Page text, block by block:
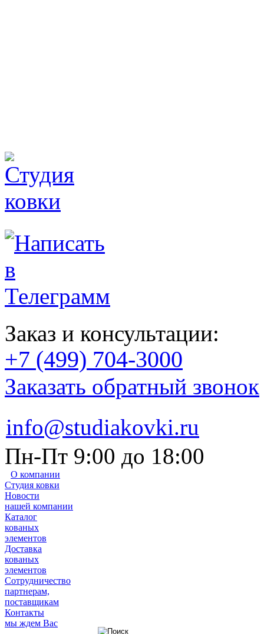
Заказ и консультации:
+7 (499) 704-3000
Заказать обратный звонок
info@studiakovki.ru
Пн-Пт 9:00 до 18:00
О компании
Студия ковки
Новости
нашей компании
Каталог
кованых
элементов
Доставка
кованых
элементов
Сотрудничество
партнерам,
поставщикам
Контакты
мы ждем Вас